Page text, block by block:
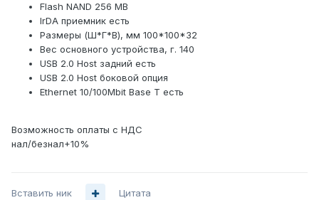
Flash NAND 256 MB
IrDA приемник есть
Размеры (Ш*Г*В), мм 100*100*32
Вес основного устройства, г. 140
USB 2.0 Host задний есть
USB 2.0 Host боковой опция
Ethernet 10/100Mbit Base T есть
Возможность оплаты с НДС
нал/безнал+10%
Вставить ник Цитата